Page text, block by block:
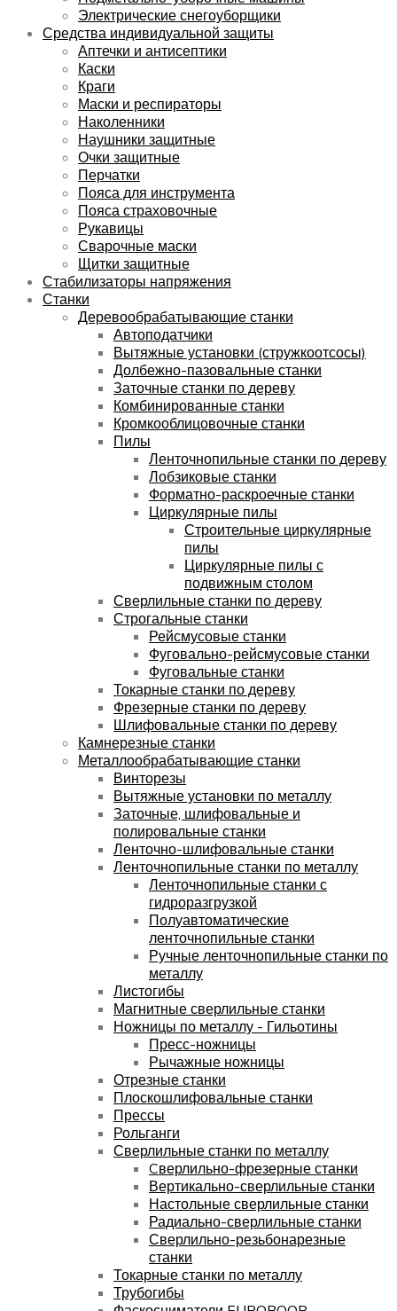
Электрические снегоуборщики
Средства индивидуальной защиты
Аптечки и антисептики
Каски
Краги
Маски и респираторы
Наколенники
Наушники защитные
Очки защитные
Перчатки
Пояса для инструмента
Пояса страховочные
Рукавицы
Сварочные маски
Щитки защитные
Стабилизаторы напряжения
Станки
Деревообрабатывающие станки
Автоподатчики
Вытяжные установки (стружкоотсосы)
Долбежно-пазовальные станки
Заточные станки по дереву
Комбинированные станки
Кромкооблицовочные станки
Пилы
Ленточнопильные станки по дереву
Лобзиковые станки
Форматно-раскроечные станки
Циркулярные пилы
Строительные циркулярные
пилы
Циркулярные пилы с
подвижным столом
Сверлильные станки по дереву
Строгальные станки
Рейсмусовые станки
Фуговально-рейсмусовые станки
Фуговальные станки
Токарные станки по дереву
Фрезерные станки по дереву
Шлифовальные станки по дереву
Камнерезные станки
Металлообрабатывающие станки
Винторезы
Вытяжные установки по металлу
Заточные, шлифовальные и
полировальные станки
Ленточно-шлифовальные станки
Ленточнопильные станки по металлу
Ленточнопильные станки с
гидроразгрузкой
Полуавтоматические
ленточнопильные станки
Ручные ленточнопильные станки по
металлу
Листогибы
Магнитные сверлильные станки
Ножницы по металлу - Гильотины
Пресс-ножницы
Рычажные ножницы
Отрезные станки
Плоскошлифовальные станки
Прессы
Рольганги
Сверлильные станки по металлу
Cверлильно-фрезерные станки
Вертикально-сверлильные станки
Настольные сверлильные станки
Радиально-сверлильные станки
Сверлильно-резьбонарезные
станки
Токарные станки по металлу
Трубогибы